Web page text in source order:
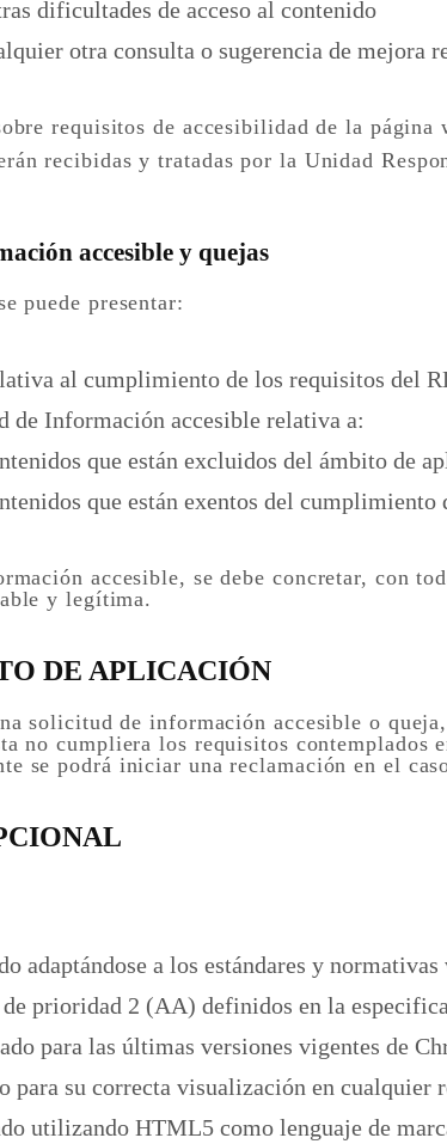
dificultades de acceso al contenido
otra consulta o sugerencia de mejora
requisitos de accesibilidad de la página
recibidas y tratadas por la Unidad
accesible y quejas
puede presentar:
al cumplimiento de los requisitos del
de Información accesible relativa a:
que están excluidos del ámbito de
que están exentos del
accesible, se debe concretar, con
y legítima.
DE APLICACIÓN
solicitud de información accesible o
no cumpliera los requisitos
se podrá iniciar una reclamación en el
adaptándose a los estándares y
prioridad 2 (AA) definidos en la
para las últimas versiones vigentes de
para su correcta visualización en
utilizando HTML5 como lenguaje de